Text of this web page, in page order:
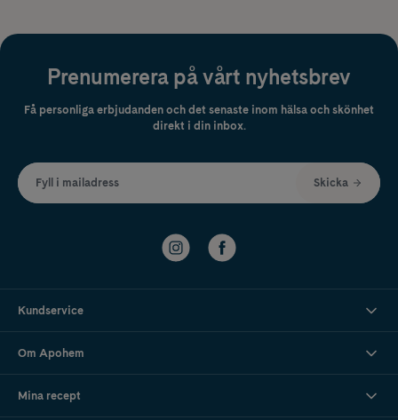
Prenumerera på vårt nyhetsbrev
Få personliga erbjudanden och det senaste inom hälsa och skönhet
direkt i din inbox.
Fyll i mailadress Skicka
Kundservice
Om Apohem
Mina recept